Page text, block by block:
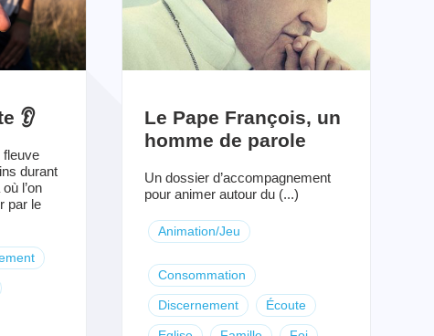
👂
fleuve
durant
l’on
par le
Le Pape François, un
homme de parole
Un dossier d’accompagnement
pour animer autour du (...)
Animation/Jeu
Consommation
Discernement Écoute